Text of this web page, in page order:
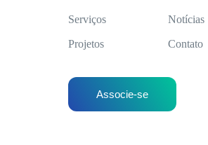
Serviços
Projetos
Notícias
Contato
Associe-se